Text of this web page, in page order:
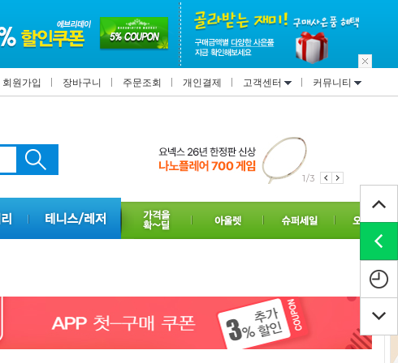
회원가입 장바구니 주문조회 개인결제 고객센터 커뮤니티
2/3